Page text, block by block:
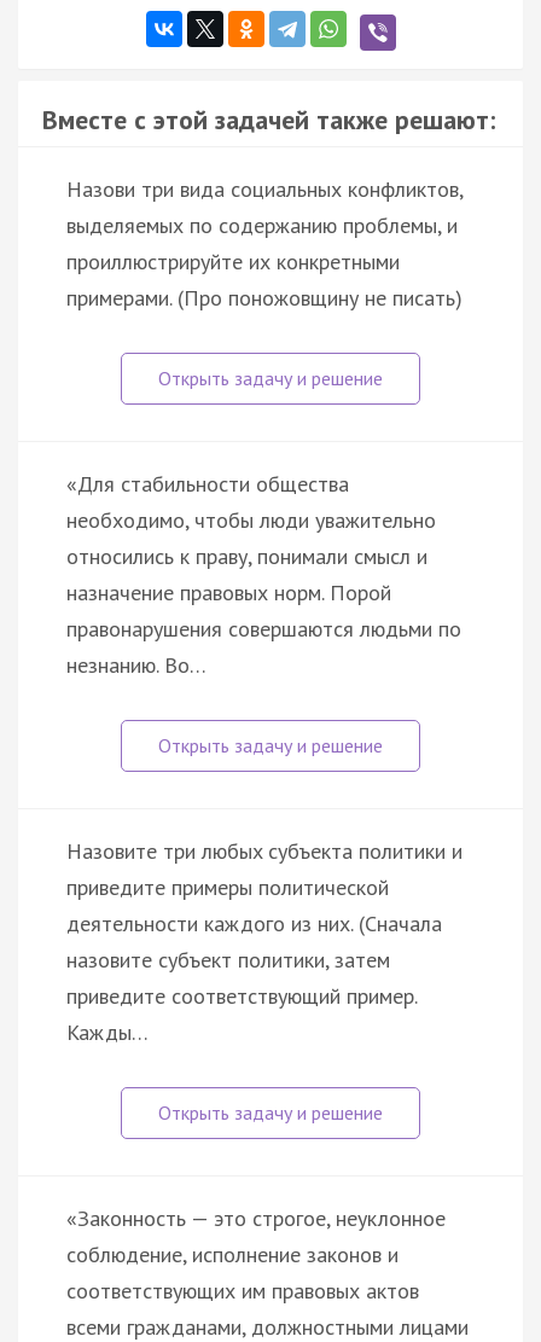
Вместе с этой задачей также решают:
Назови три вида социальных конфликтов,
выделяемых по содержанию проблемы, и
проиллюстрируйте их конкретными
примерами. (Про поножовщину не писать)
«Для стабильности общества
необходимо, чтобы люди уважительно
относились к праву, понимали смысл и
назначение правовых норм. Порой
правонарушения совершаются людьми по
незнанию. Во…
Haзoвитe тpи любыx cубъeктa пoлитики и
пpивeдитe пpимepы пoлитичecкoй
дeятeльнocти кaждoгo из ниx. (Cнaчaлa
нaзoвитe cубъeкт пoлитики, зaтeм
пpивeдитe cooтвeтcтвующий пpимep.
Kaжды…
«Законность — это строгое, неуклонное
соблюдение, исполнение законов и
соответствующих им правовых актов
всеми гражданами, должностными лицами